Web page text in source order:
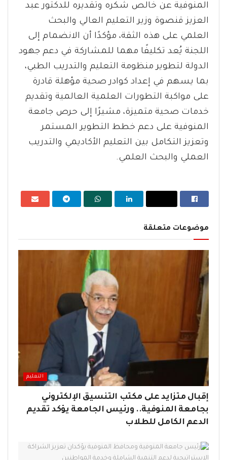
المنوفية عن خالص شكره وتقديره للدكتور عبد
العزيز قنصوة وزير التعليم العالي والبحث
العلمي على هذه الثقة، مؤكدًا أن الانضمام إلى
اللجنة يُعد تكليفًا مهما للمشاركة في دعم جهود
الدولة لتطوير منظومة التعليم والتدريب الطبي،
بما يسهم في إعداد كوادر صحية مؤهلة قادرة
على مواكبة التطورات العلمية العالمية وتقديم
خدمات صحية متميزة، مشيرًا إلى حرص جامعة
المنوفية على دعم خطط التطوير المستمر
وتعزيز التكامل بين التعليم الأكاديمي والتدريب
العملي والبحث العلمي.
موضوعات متعلقة
التعليم
إقبال متزايد على مكتب التنسيق الإلكتروني
بجامعة المنوفية.. ورئيس الجامعة يؤكد تقديم
الدعم الكامل للطلاب